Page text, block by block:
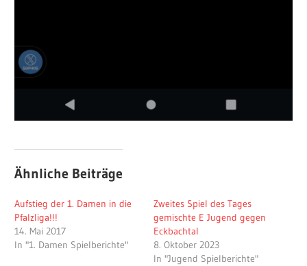
Ähnliche Beiträge
Aufstieg der 1. Damen in die
Pfalzliga!!!
14. Mai 2017
In "1. Damen Spielberichte"
Zweites Spiel des Tages
gemischte E Jugend gegen
Eckbachtal
8. Oktober 2023
In "Jugend Spielberichte"